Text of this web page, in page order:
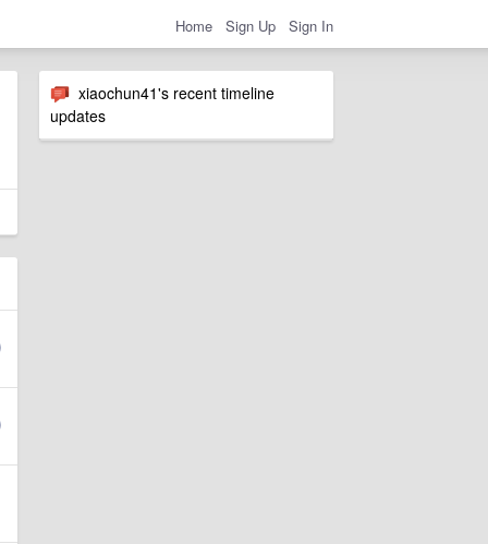
Home Sign Up Sign In
xiaochun41's recent timeline
updates